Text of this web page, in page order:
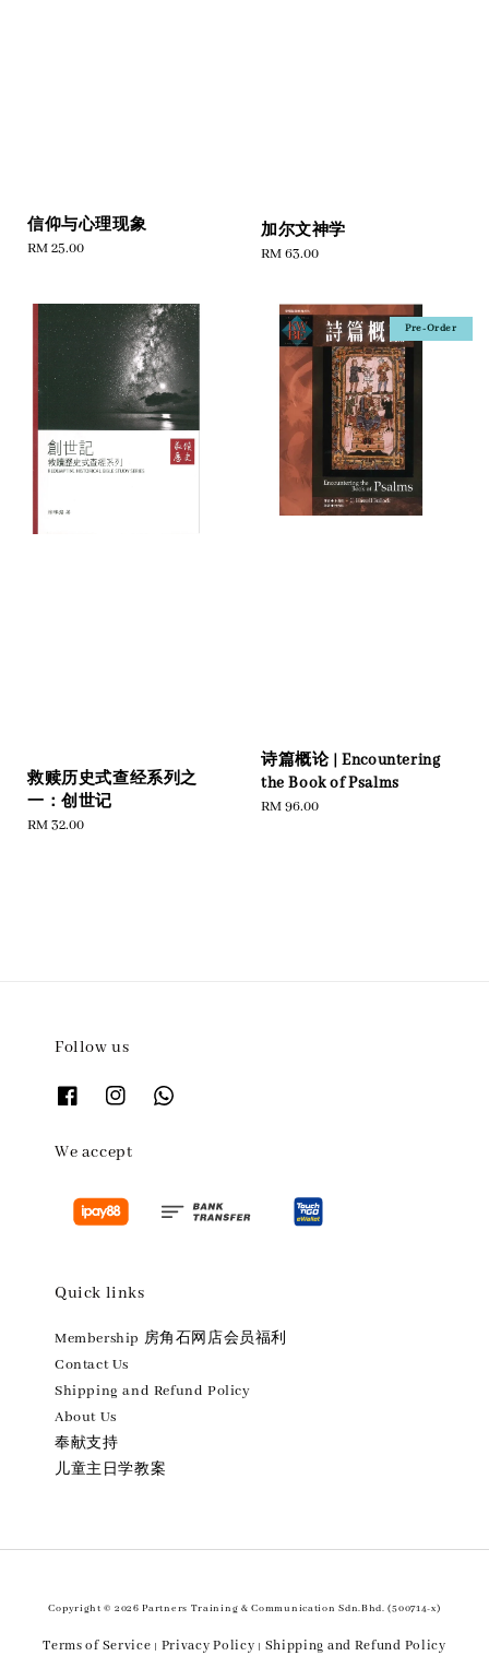
信仰与心理现象
Regular
RM 25.00
加尔文神学
Regular
RM 63.00
救赎历史式查经系列之
一：创世记
Regular
RM 32.00
Pre-Order
诗篇概论 | Encountering
the Book of Psalms
Regular
RM 96.00
Follow us
We accept
Quick links
Membership 房角石网店会员福利
Contact Us
Shipping and Refund Policy
About Us
奉献支持
儿童主日学教案
Copyright © 2026 Partners Training & Communication Sdn.Bhd. (500714-x)
Terms of Service | Privacy Policy | Shipping and Refund Policy